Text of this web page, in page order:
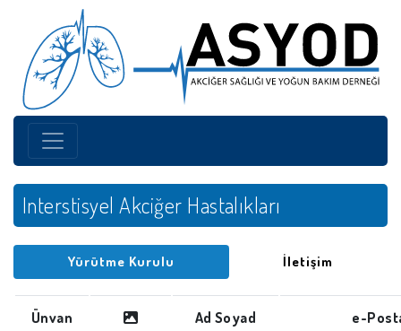
Interstisyel Akciğer Hastalıkları
Yürütme Kurulu İletişim
Ünvan Ad Soyad e-